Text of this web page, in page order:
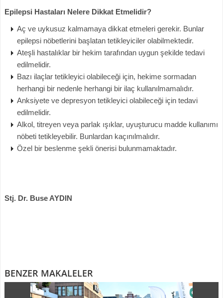
Epilepsi Hastaları Nelere Dikkat Etmelidir?
Aç ve uykusuz kalmamaya dikkat etmeleri gerekir. Bunlar
epilepsi nöbetlerini başlatan tetikleyiciler olabilmektedir.
Ateşli hastalıklar bir hekim tarafından uygun şekilde tedavi
edilmelidir.
Bazı ilaçlar tetikleyici olabileceği için, hekime sormadan
herhangi bir nedenle herhangi bir ilaç kullanılmamalıdır.
Anksiyete ve depresyon tetikleyici olabileceği için tedavi
edilmelidir.
Alkol, titreyen veya parlak ışıklar, uyuşturucu madde kullanımı
nöbeti tetikleyebilir. Bunlardan kaçınılmalıdır.
Özel bir beslenme şekli önerisi bulunmamaktadır.
Stj. Dr. Buse AYDIN
BENZER MAKALELER